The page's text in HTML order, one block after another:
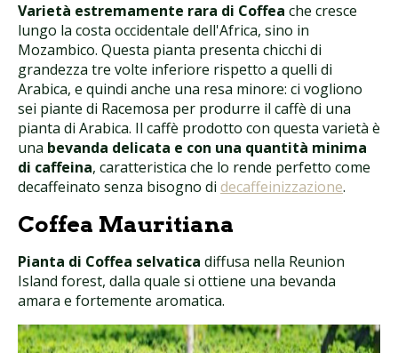
Varietà estremamente rara di Coffea che cresce
lungo la costa occidentale dell'Africa, sino in
Mozambico. Questa pianta presenta chicchi di
grandezza tre volte inferiore rispetto a quelli di
Arabica, e quindi anche una resa minore: ci vogliono
sei piante di Racemosa per produrre il caffè di una
pianta di Arabica. Il caffè prodotto con questa varietà è
una bevanda delicata e con una quantità minima
di caffeina, caratteristica che lo rende perfetto come
decaffeinato senza bisogno di decaffeinizzazione.
Coffea Mauritiana
Pianta di Coffea selvatica diffusa nella Reunion
Island forest, dalla quale si ottiene una bevanda
amara e fortemente aromatica.